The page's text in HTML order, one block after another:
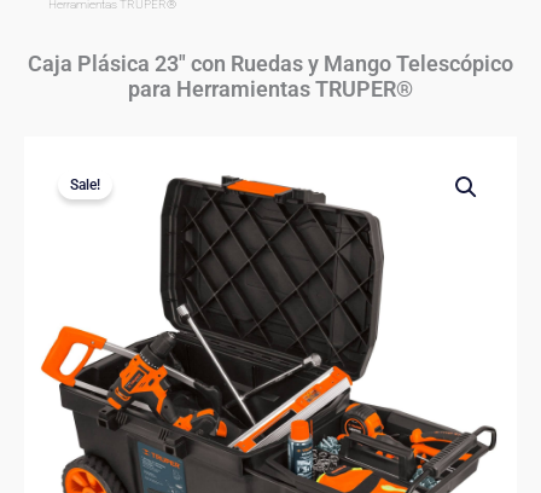
Herramientas TRUPER®
Caja Plásica 23″ con Ruedas y Mango Telescópico
para Herramientas TRUPER®
Sale!